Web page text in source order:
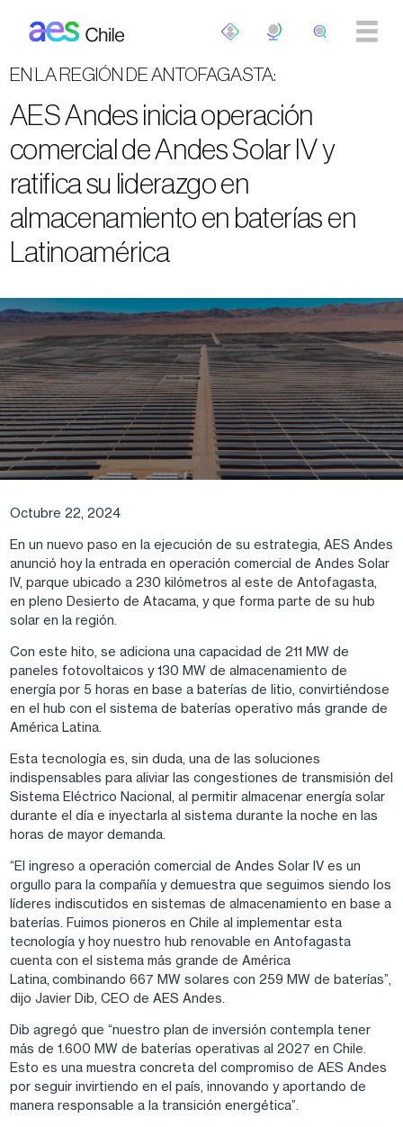
EN LA REGIÓN DE ANTOFAGASTA:
AES Andes inicia operación
comercial de Andes Solar IV y
ratifica su liderazgo en
almacenamiento en baterías en
Latinoamérica
Octubre 22, 2024
En un nuevo paso en la ejecución de su estrategia, AES Andes
anunció hoy la entrada en operación comercial de Andes Solar
IV, parque ubicado a 230 kilómetros al este de Antofagasta,
en pleno Desierto de Atacama, y que forma parte de su hub
solar en la región.
Con este hito, se adiciona una capacidad de 211 MW de
paneles fotovoltaicos y 130 MW de almacenamiento de
energía por 5 horas en base a baterías de litio, convirtiéndose
en el hub con el sistema de baterías operativo más grande de
América Latina.
Esta tecnología es, sin duda, una de las soluciones
indispensables para aliviar las congestiones de transmisión del
Sistema Eléctrico Nacional, al permitir almacenar energía solar
durante el día e inyectarla al sistema durante la noche en las
horas de mayor demanda.
“El ingreso a operación comercial de Andes Solar IV es un
orgullo para la compañía y demuestra que seguimos siendo los
líderes indiscutidos en sistemas de almacenamiento en base a
baterías. Fuimos pioneros en Chile al implementar esta
tecnología y hoy nuestro hub renovable en Antofagasta
cuenta con el sistema más grande de América
Latina, combinando 667 MW solares con 259 MW de baterías”,
dijo Javier Dib, CEO de AES Andes.
Dib agregó que “nuestro plan de inversión contempla tener
más de 1.600 MW de baterías operativas al 2027 en Chile.
Esto es una muestra concreta del compromiso de AES Andes
por seguir invirtiendo en el país, innovando y aportando de
manera responsable a la transición energética”.